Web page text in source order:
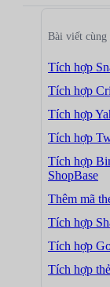
Bài viết cùng
Tích hợp
Tích hợp
Tích hợp
Tích hợp
Tích hợp
ShopBase
Thêm mã
Tích hợp
Tích hợp
Tích hợp